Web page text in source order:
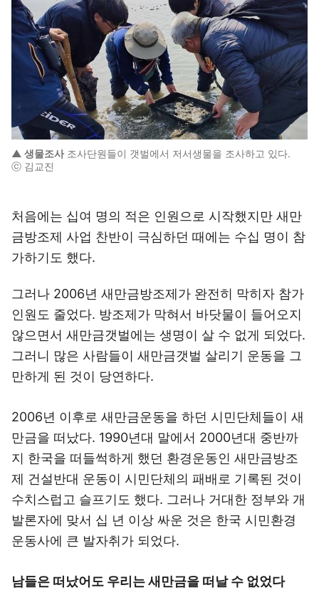
▲ 생물조사조사단원들이 갯벌에서 저서생물을 조사하고 있다.
ⓒ 김교진
처음에는 십여 명의 적은 인원으로 시작했지만 새만
금방조제 사업 찬반이 극심하던 때에는 수십 명이 참
가하기도 했다.
그러나 2006년 새만금방조제가 완전히 막히자 참가
인원도 줄었다. 방조제가 막혀서 바닷물이 들어오지
않으면서 새만금갯벌에는 생명이 살 수 없게 되었다.
그러니 많은 사람들이 새만금갯벌 살리기 운동을 그
만하게 된 것이 당연하다.
2006년 이후로 새만금운동을 하던 시민단체들이 새
만금을 떠났다. 1990년대 말에서 2000년대 중반까
지 한국을 떠들썩하게 했던 환경운동인 새만금방조
제 건설반대 운동이 시민단체의 패배로 기록된 것이
수치스럽고 슬프기도 했다. 그러나 거대한 정부와 개
발론자에 맞서 십 년 이상 싸운 것은 한국 시민환경
운동사에 큰 발자취가 되었다.
남들은 떠났어도 우리는 새만금을 떠날 수 없었다